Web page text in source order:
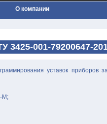
О компании
3425-001-79200647-
уставок приборов
М;